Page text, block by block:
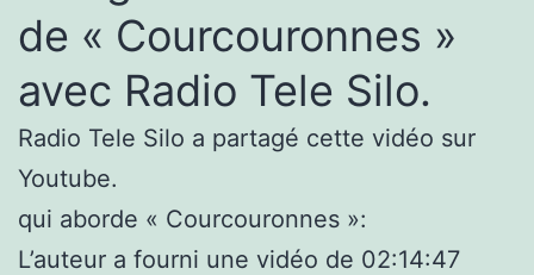
de « Courcouronnes »
avec Radio Tele Silo.
Radio Tele Silo a partagé cette vidéo sur
Youtube.
qui aborde « Courcouronnes »:
L’auteur a fourni une vidéo de 02:14:47